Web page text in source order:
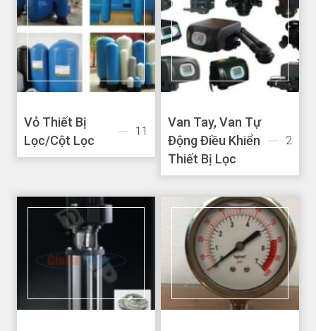
Vỏ Thiết Bị
Lọc/Cột Lọc
11
Van Tay, Van Tự
Động Điều Khiển
Thiết Bị Lọc
2